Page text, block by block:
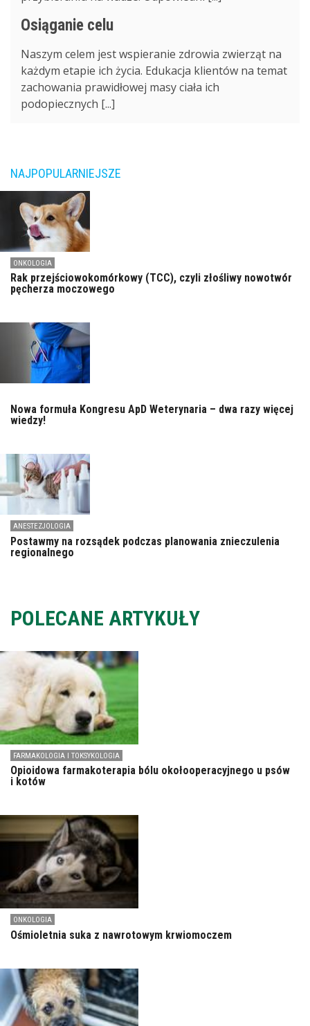
Osiąganie celu
Naszym celem jest wspieranie zdrowia zwierząt na
każdym etapie ich życia. Edukacja klientów na temat
zachowania prawidłowej masy ciała ich
podopiecznych [...]
NAJPOPULARNIEJSZE
ONKOLOGIA
Rak przejściowokomórkowy (TCC), czyli złośliwy nowotwór
pęcherza moczowego
Nowa formuła Kongresu ApD Weterynaria – dwa razy więcej
wiedzy!
ANESTEZJOLOGIA
Postawmy na rozsądek podczas planowania znieczulenia
regionalnego
POLECANE ARTYKUŁY
FARMAKOLOGIA I TOKSYKOLOGIA
Opioidowa farmakoterapia bólu okołooperacyjnego u psów
i kotów
ONKOLOGIA
Ośmioletnia suka z nawrotowym krwiomoczem